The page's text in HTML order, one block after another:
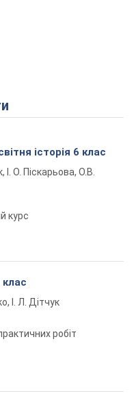
історія 6 клас
І. О. Піскарьова, О.В.
курс
клас
І. Л. Дітчук
робіт